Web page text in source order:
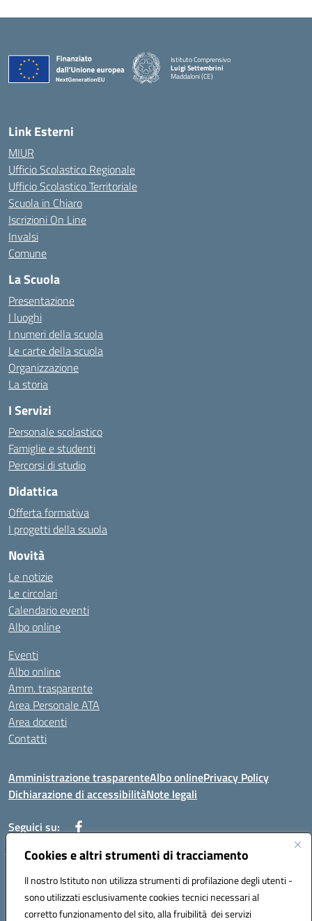
Cookies e altri strumenti di tracciamento
Il nostro Istituto non utilizza strumenti di profilazione degli utenti -
sono utilizzati esclusivamente cookies tecnici necessari al
corretto funzionamento del sito, alla fruibilità dei servizi
Istituto Comprensivo
Luigi Settembrini
Maddaloni (CE)
Link Esterni
MIUR
Ufficio Scolastico Regionale
Ufficio Scolastico Territoriale
Scuola in Chiaro
Iscrizioni On Line
Invalsi
Comune
La Scuola
Presentazione
I luoghi
I numeri della scuola
Le carte della scuola
Organizzazione
La storia
I Servizi
Personale scolastico
Famiglie e studenti
Percorsi di studio
Didattica
Offerta formativa
I progetti della scuola
Novità
Le notizie
Le circolari
Calendario eventi
Albo online
Eventi
Albo online
Amm. trasparente
Area Personale ATA
Area docenti
Contatti
Amministrazione trasparenteAlbo onlinePrivacy Policy
Dichiarazione di accessibilitàNote legali
Seguici su:
Indirizzo: VIA BRECCIAME, 46 - 81024 MADDALONI (CE)
Mail: CEIC8AU001@istruzione.it - Pec: CEIC8AU001@pec.istruzione.it -
Telefono: 0823408721